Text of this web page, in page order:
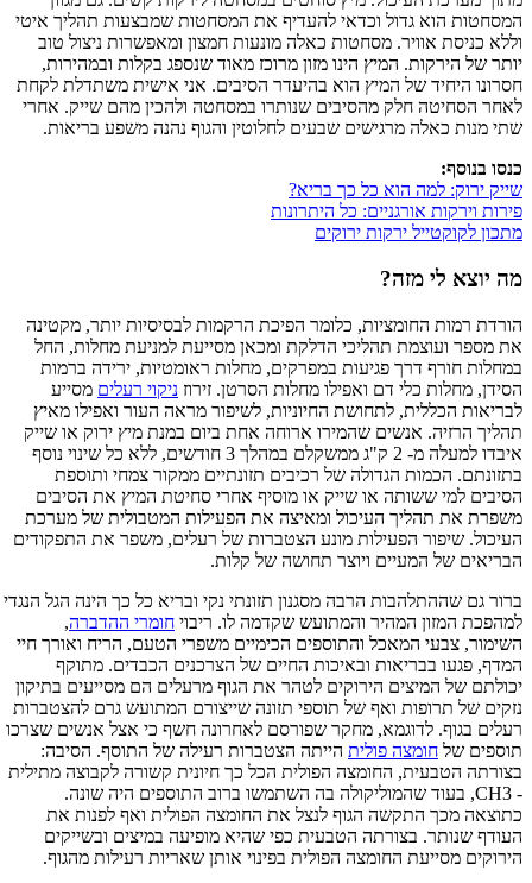
המסחטות הוא גדול וכדאי להעדיף את המסחטות שמבצעות תהליך איטי
וללא כניסת אוויר. מסחטות כאלה מונעות חמצון ומאפשרות ניצול טוב
יותר של הירקות. המיץ הינו מזון מרוכז מאוד שנספג בקלות ובמהירות,
חסרונו היחיד של המיץ הוא בהיעדר הסיבים. אני אישית משתדלת לקחת
לאחר הסחיטה חלק מהסיבים שנותרו במסחטה ולהכין מהם שייק. אחרי
שתי מנות כאלה מרגישים שבעים לחלוטין והגוף נהנה משפע בריאות.
כנסו בנוסף:
שייק ירוק: למה הוא כל כך בריא?
פירות וירקות אורגניים: כל היתרונות
מתכון לקוקטייל ירקות ירוקים
מה יוצא לי מזה?
הורדת רמות החומציות, כלומר הפיכת הרקמות לבסיסיות יותר, מקטינה
את מספר ועוצמת תהליכי הדלקת ומכאן מסייעת למניעת מחלות, החל
במחלות חורף דרך פגיעות במפרקים, מחלות ראומטיות, ירידה ברמות
הסידן, מחלות כלי דם ואפילו מחלות הסרטן. זירוז ניקוי רעלים מסייע
לבריאות הכללית, לתחושת החיוניות, לשיפור מראה העור ואפילו מאיץ
תהליך הרזיה. אנשים שהמירו ארוחה אחת ביום במנת מיץ ירוק או שייק
איבדו למעלה מ- 2 ק"ג ממשקלם במהלך 3 חודשים, ללא כל שינוי נוסף
בתזונתם. הכמות הגדולה של רכיבים תזונתיים ממקור צמחי ותוספת
הסיבים למי ששותה או שייק או מוסיף אחרי סחיטת המיץ את הסיבים
משפרת את תהליך העיכול ומאיצה את הפעילות המטבולית של מערכת
העיכול. שיפור הפעילות מונע הצטברות של רעלים, משפר את התפקודים
הבריאים של המעיים ויוצר תחושה של קלות.
ברור גם שההתלהבות הרבה מסגנון תזונתי נקי ובריא כל כך הינה הגל הנגדי
למהפכת המזון המהיר והמתועש שקדמה לו. ריבוי חומרי ההדברה,
השימור, צבעי המאכל והתוספים הכימיים משפרי הטעם, הריח ואורך חיי
המדף, פגעו בבריאות ובאיכות החיים של הצרכנים הכבדים. מתוקף
יכולתם של המיצים הירוקים לטהר את הגוף מרעלים הם מסייעים בתיקון
נזקים של תרופות ואף של תוספי תזונה שייצורם המתועש גרם להצטברות
רעלים בגוף. לדוגמא, מחקר שפורסם לאחרונה חשף כי אצל אנשים שצרכו
תוספים של חומצה פולית הייתה הצטברות רעילה של התוסף. הסיבה:
בצורתה הטבעית, החומצה הפולית הכל כך חיונית קשורה לקבוצה מתילית
- CH3, בעוד שהמוליקולה בה השתמשו ברוב התוספים היה שונה.
כתוצאה מכך התקשה הגוף לנצל את החומצה הפולית ואף לפנות את
העודף שנותר. בצורתה הטבעית כפי שהיא מופיעה במיצים ובשייקים
הירוקים מסייעת החומצה הפולית בפינוי אותן שאריות רעילות מהגוף.